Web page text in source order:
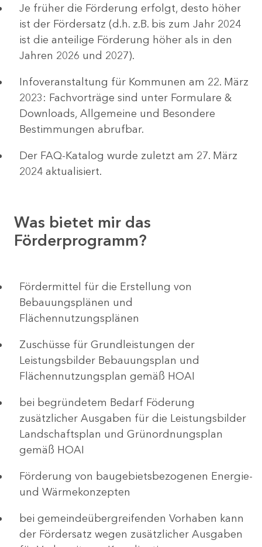
Je früher die Förderung erfolgt, desto höher
ist der Fördersatz (d.h. z.B. bis zum Jahr 2024
ist die anteilige Förderung höher als in den
Jahren 2026 und 2027).
Infoveranstaltung für Kommunen am 22. März
2023: Fachvorträge sind unter Formulare &
Downloads, Allgemeine und Besondere
Bestimmungen abrufbar.
Der FAQ-Katalog wurde zuletzt am 27. März
2024 aktualisiert.
Was bietet mir das
Förderprogramm?
Fördermittel für die Erstellung von
Bebauungsplänen und
Flächennutzungsplänen
Zuschüsse für Grundleistungen der
Leistungsbilder Bebauungsplan und
Flächennutzungsplan gemäß HOAI
bei begründetem Bedarf Föderung
zusätzlicher Ausgaben für die Leistungsbilder
Landschaftsplan und Grünordnungsplan
gemäß HOAI
Förderung von baugebietsbezogenen Energie-
und Wärmekonzepten
bei gemeindeübergreifenden Vorhaben kann
der Fördersatz wegen zusätzlicher Ausgaben